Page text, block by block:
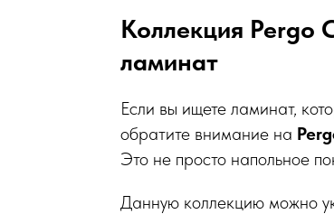
Коллекция
ламинат
Если вы ищете ламинат,
обратите внимание на
Это не просто напольное
Данную коллекцию можно